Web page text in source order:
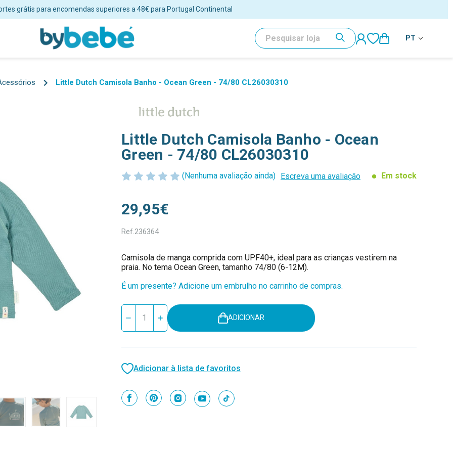
grátis para encomendas superiores a 48€ para Portugal Continental
PESQUISAR
PT
Little Dutch Camisola Banho - Ocean Green - 74/80 CL26030310
Little Dutch Camisola Banho - Ocean
Green - 74/80 CL26030310
(Nenhuma avaliação ainda) Escreva uma avaliação Em stock
29,95€
Ref.236364
Camisola de manga comprida com UPF40+, ideal para as crianças vestirem na
praia. No tema Ocean Green, tamanho 74/80 (6-12M).
É um presente? Adicione um embrulho no carrinho de compras.
Stock
Reduzir
de
Dutch
Banho
-
Green
74/80
Aumentar
quantidade
de
Dutch
Banho
-
Green
-
74/80
ADICIONAR
Adicionar à lista de favoritos